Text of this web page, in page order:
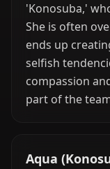
'Konosuba,'
She is often
ends up
selfish
compassion
part of the
Aqua